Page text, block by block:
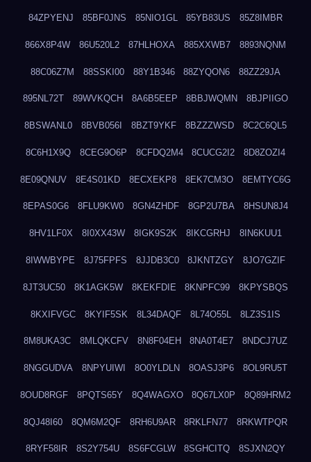
84ZPYENJ 85BF0JNS 85NIO1GL 85YB83US 85Z8IMBR
866X8P4W 86U520L2 87HLHOXA 885XXWB7 8893NQNM
88C06Z7M 88SSKI00 88Y1B346 88ZYQON6 88ZZ29JA
895NL72T 89WVKQCH 8A6B5EEP 8BBJWQMN 8BJPIIGO
8BSWANL0 8BVB056I 8BZT9YKF 8BZZZWSD 8C2C6QL5
8C6H1X9Q 8CEG9O6P 8CFDQ2M4 8CUCG2I2 8D8ZOZI4
8E09QNUV 8E4S01KD 8ECXEKP8 8EK7CM3O 8EMTYC6G
8EPAS0G6 8FLU9KW0 8GN4ZHDF 8GP2U7BA 8HSUN8J4
8HV1LF0X 8I0XX43W 8IGK9S2K 8IKCGRHJ 8IN6KUU1
8IWWBYPE 8J75FPFS 8JJDB3C0 8JKNTZGY 8JO7GZIF
8JT3UC50 8K1AGK5W 8KEKFDIE 8KNPFC99 8KPYSBQS
8KXIFVGC 8KYIF5SK 8L34DAQF 8L74O55L 8LZ3S1IS
8M8UKA3C 8MLQKCFV 8N8F04EH 8NA0T4E7 8NDCJ7UZ
8NGGUDVA 8NPYUIWI 8O0YLDLN 8OASJ3P6 8OL9RU5T
8OUD8RGF 8PQTS65Y 8Q4WAGXO 8Q67LX0P 8Q89HRM2
8QJ48I60 8QM6M2QF 8RH6U9AR 8RKLFN77 8RKWTPQR
8RYF58IR 8S2Y754U 8S6FCGLW 8SGHCITQ 8SJXN2QY